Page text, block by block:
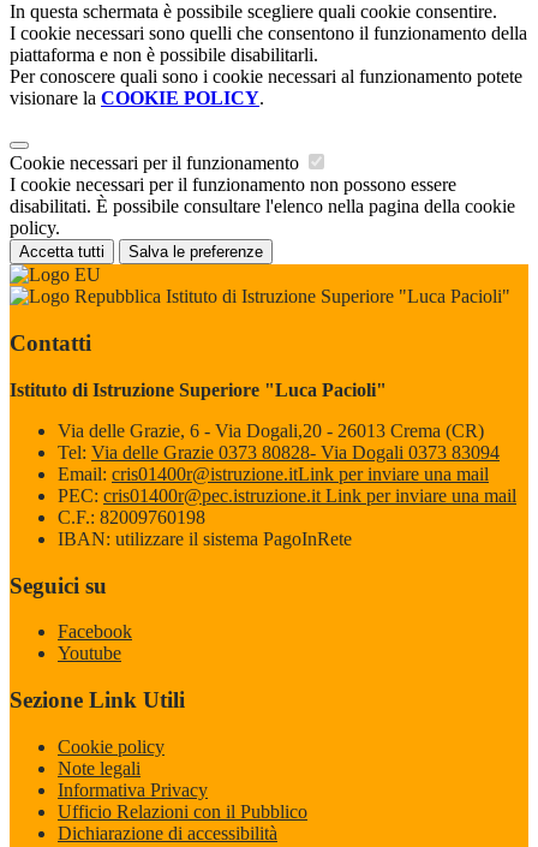
In questa schermata è possibile scegliere quali cookie consentire.
I cookie necessari sono quelli che consentono il funzionamento della
piattaforma e non è possibile disabilitarli.
Per conoscere quali sono i cookie necessari al funzionamento potete
visionare la COOKIE POLICY.
Cookie necessari per il funzionamento
I cookie necessari per il funzionamento non possono essere
disabilitati. È possibile consultare l'elenco nella pagina della cookie
policy.
Accetta tutti Salva le preferenze
Istituto di Istruzione Superiore "Luca Pacioli"
Contatti
Istituto di Istruzione Superiore "Luca Pacioli"
Via delle Grazie, 6 - Via Dogali,20 - 26013 Crema (CR)
Tel: Via delle Grazie 0373 80828- Via Dogali 0373 83094
Email: cris01400r@istruzione.itLink per inviare una mail
PEC: cris01400r@pec.istruzione.it Link per inviare una mail
C.F.: 82009760198
IBAN: utilizzare il sistema PagoInRete
Seguici su
Facebook
Youtube
Sezione Link Utili
Cookie policy
Note legali
Informativa Privacy
Ufficio Relazioni con il Pubblico
Dichiarazione di accessibilità